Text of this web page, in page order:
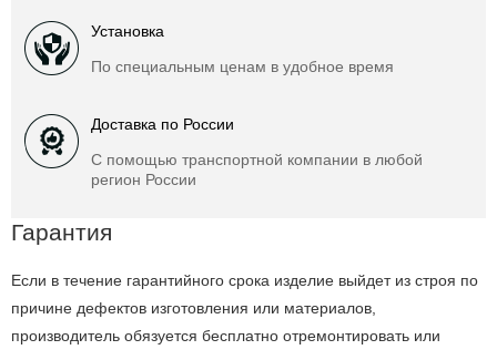
Установка
По специальным ценам в удобное время
Доставка по России
С помощью транспортной компании в любой
регион России
Гарантия
Если в течение гарантийного срока изделие выйдет из строя по
причине дефектов изготовления или материалов,
производитель обязуется бесплатно отремонтировать или